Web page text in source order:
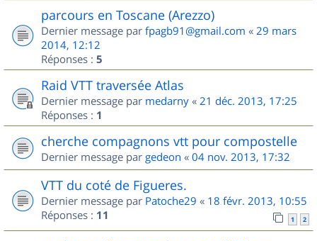
parcours en Toscane (Arezzo)
Dernier message par fpagb91@gmail.com « 29 mars
2014, 12:12
Réponses : 5
Raid VTT traversée Atlas
Dernier message par medarny « 21 déc. 2013, 17:25
Réponses : 1
cherche compagnons vtt pour compostelle
Dernier message par gedeon « 04 nov. 2013, 17:32
VTT du coté de Figueres.
Dernier message par Patoche29 « 18 févr. 2013, 10:55
Réponses : 11 1 2